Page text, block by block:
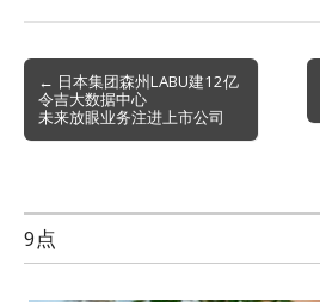
Post
navigation
← 日本集团森州LABU建12亿
令吉大数据中心
未来放眼业务注进上市公司
9点